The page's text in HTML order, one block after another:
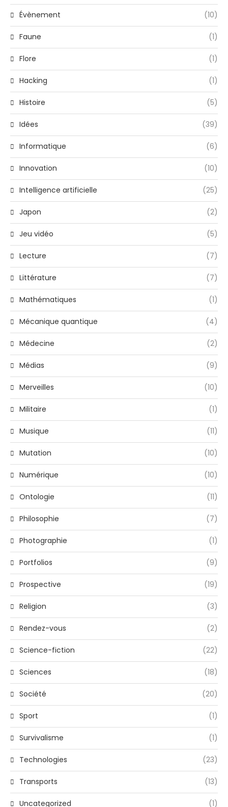
Évènement (10)
Faune (1)
Flore (1)
Hacking (1)
Histoire (5)
Idées (39)
Informatique (6)
Innovation (10)
Intelligence artificielle (25)
Japon (2)
Jeu vidéo (5)
Lecture (7)
Littérature (7)
Mathématiques (1)
Mécanique quantique (4)
Médecine (2)
Médias (9)
Merveilles (10)
Militaire (1)
Musique (11)
Mutation (10)
Numérique (10)
Ontologie (11)
Philosophie (7)
Photographie (1)
Portfolios (9)
Prospective (19)
Religion (3)
Rendez-vous (2)
Science-fiction (22)
Sciences (18)
Société (20)
Sport (1)
Survivalisme (1)
Technologies (23)
Transports (13)
Uncategorized (1)